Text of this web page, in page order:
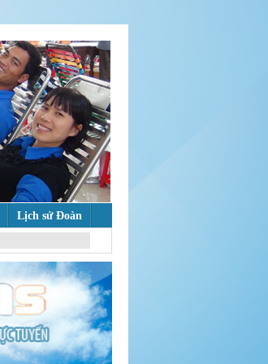
Lịch sử Đoàn